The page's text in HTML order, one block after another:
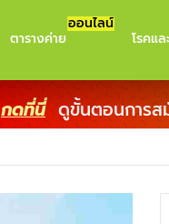
ตารางค่าย
ออนไลน์
โรคแ
กดที่นี่ ดูขั้นตอนการส